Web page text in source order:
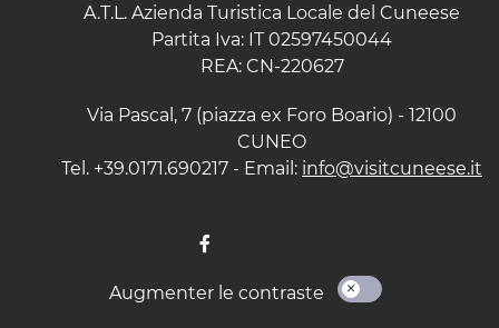
A.T.L. Azienda Turistica Locale del Cuneese
Partita Iva: IT 02597450044
REA: CN-220627
Via Pascal, 7 (piazza ex Foro Boario) - 12100
CUNEO
Tel. +39.0171.690217 - Email: info@visitcuneese.it
Augmenter le contraste